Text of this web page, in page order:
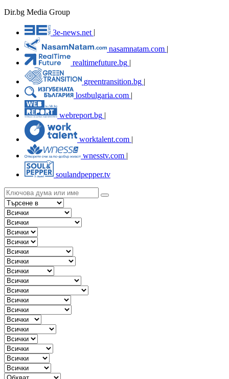
Dir.bg Media Group
3e-news.net
nasamnatam.com |
realtimefuture.bg |
greentransition.bg |
lostbulgaria.com |
webreport.bg
worktalent.com |
wnesstv.com |
soulandpepper.tv